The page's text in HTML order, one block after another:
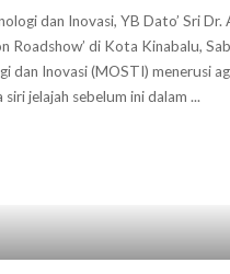
dan Inovasi, YB Dato’ Sri
Roadshow’ di Kota Kinabalu,
dan Inovasi (MOSTI) menerusi
jelajah sebelum ini dalam ...